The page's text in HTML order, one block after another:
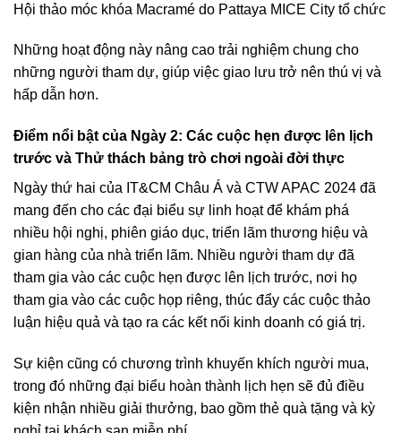
Hội thảo móc khóa Macramé do Pattaya MICE City tổ chức
Những hoạt động này nâng cao trải nghiệm chung cho
những người tham dự, giúp việc giao lưu trở nên thú vị và
hấp dẫn hơn.
Điểm nổi bật của Ngày 2: Các cuộc hẹn được lên lịch
trước và Thử thách bảng trò chơi ngoài đời thực
Ngày thứ hai của IT&CM Châu Á và CTW APAC 2024 đã
mang đến cho các đại biểu sự linh hoạt để khám phá
nhiều hội nghị, phiên giáo dục, triển lãm thương hiệu và
gian hàng của nhà triển lãm. Nhiều người tham dự đã
tham gia vào các cuộc hẹn được lên lịch trước, nơi họ
tham gia vào các cuộc họp riêng, thúc đẩy các cuộc thảo
luận hiệu quả và tạo ra các kết nối kinh doanh có giá trị.
Sự kiện cũng có chương trình khuyến khích người mua,
trong đó những đại biểu hoàn thành lịch hẹn sẽ đủ điều
kiện nhận nhiều giải thưởng, bao gồm thẻ quà tặng và kỳ